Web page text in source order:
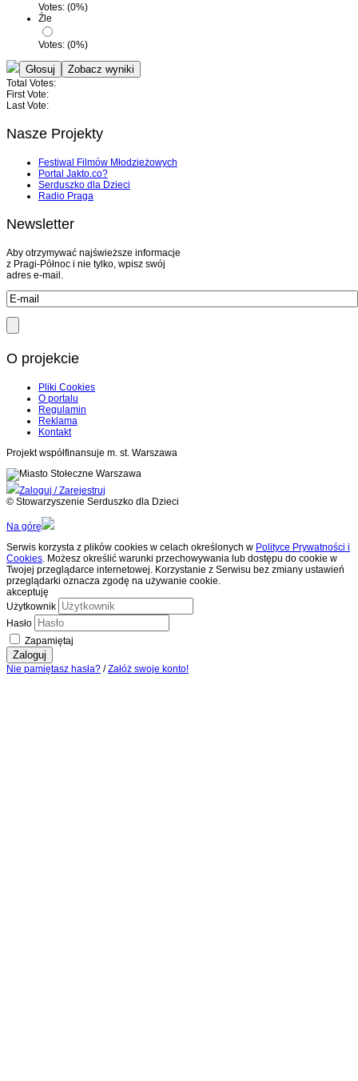
Votes: (0%)
Źle
Votes: (0%)
Total Votes:
First Vote:
Last Vote:
Nasze Projekty
Festiwal Filmów Młodzieżowych
Portal Jakto.co?
Serduszko dla Dzieci
Radio Praga
Newsletter
Aby otrzymywać najświeższe informacje
z Pragi-Północ i nie tylko, wpisz swój
adres e-mail.
O projekcie
Pliki Cookies
O portalu
Regulamin
Reklama
Kontakt
Projekt współfinansuje m. st. Warszawa
Zaloguj / Zarejestruj
© Stowarzyszenie Serduszko dla Dzieci
Na górę
Serwis korzysta z plików cookies w celach określonych w Polityce Prywatności i
Cookies. Możesz określić warunki przechowywania lub dostępu do cookie w
Twojej przeglądarce internetowej. Korzystanie z Serwisu bez zmiany ustawień
przeglądarki oznacza zgodę na używanie cookie.
akceptuję
Użytkownik
Hasło
Zapamiętaj
Zaloguj
Nie pamiętasz hasła? /Załóż swoje konto!